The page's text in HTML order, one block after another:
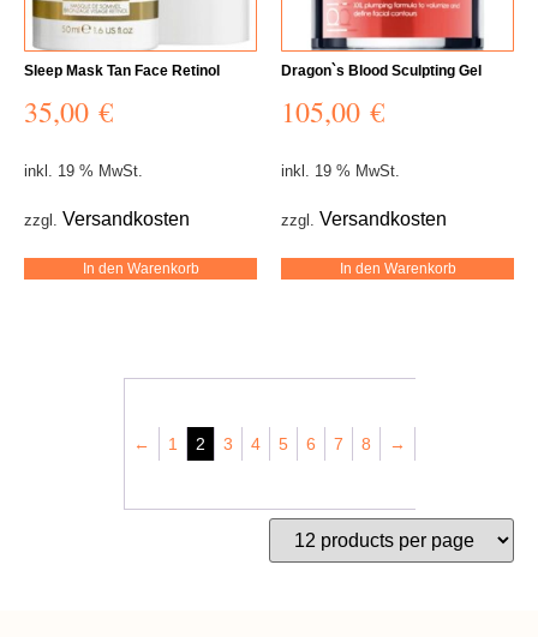
Sleep Mask Tan Face Retinol
35,00 €
inkl. 19 % MwSt.
zzgl. Versandkosten
In den Warenkorb
Dragon`s Blood Sculpting Gel
105,00 €
inkl. 19 % MwSt.
zzgl. Versandkosten
In den Warenkorb
← 1 2 3 4 5 6 7 8 →